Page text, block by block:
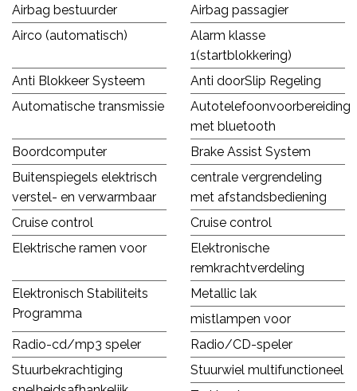
Airbag bestuurder
Airbag passagier
Airco (automatisch)
Alarm klasse
1(startblokkering)
Anti Blokkeer Systeem
Anti doorSlip Regeling
Automatische transmissie
Autotelefoonvoorbereiding
met bluetooth
Boordcomputer
Brake Assist System
Buitenspiegels elektrisch
verstel- en verwarmbaar
centrale vergrendeling
met afstandsbediening
Cruise control
Cruise control
Elektrische ramen voor
Elektronische
remkrachtverdeling
Elektronisch Stabiliteits
Programma
Metallic lak
mistlampen voor
Radio-cd/mp3 speler
Radio/CD-speler
Stuurbekrachtiging
Stuurwiel multifunctioneel